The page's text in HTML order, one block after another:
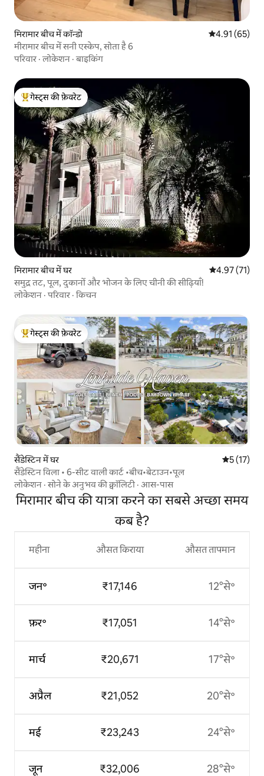
मिरामार बीच में कॉन्डो औसत रेटिंग 5 में
4.91 (65)
मीरामार बीच में सनी एस्केप, सोता है 6
परिवार ·लोकेशन ·बाइकिंग
गेस्ट्स का टॉप फ़ेवरेट
गेस्ट्स की फ़ेवरेट
मिरामार बीच में घर औसत रेटिंग 5 में
4.97 (71)
समुद्र तट, पूल, दुकानों और भोजन के लिए चीनी की सीढ़ियाँ!
लोकेशन ·परिवार ·किचन
गेस्ट्स का टॉप फ़ेवरेट
गेस्ट्स की फ़ेवरेट
सैंडेस्टिन में घर औसत रेटिंग
5 (17)
सैंडेस्टिन विला • 6-सीट वाली कार्ट •बीच•बेटाउन•पूल
लोकेशन ·सोने के अनुभव की क्वॉलिटी · आस-पास
मिरामार बीच की यात्रा करने का सबसे अच्छा समय
कब है?
महीना
जन॰
फ़र॰
मार्च
अप्रैल
मई
जून
औसत किराया
₹17,146
₹17,051
₹20,671
₹21,052
₹23,243
₹32,006
औसत तापमान
12°से॰
14°से॰
17°से॰
20°से॰
24°से॰
28°से॰